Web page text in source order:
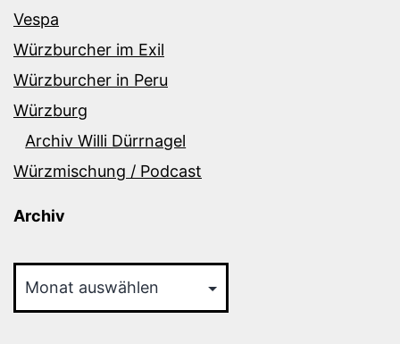
Vespa
Würzburcher im Exil
Würzburcher in Peru
Würzburg
Archiv Willi Dürrnagel
Würzmischung / Podcast
Archiv